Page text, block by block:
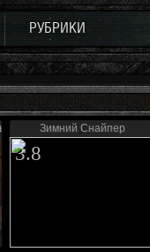
РУБРИКИ
Зимний Снайпер
3.8